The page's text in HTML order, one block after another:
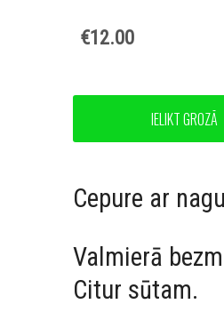
€12.00
IELIKT GROZĀ
Cepure ar
Valmierā
Citur sūtam.